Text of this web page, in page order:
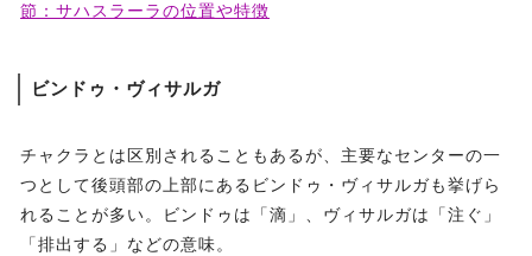
節：サハスラーラの位置や特徴
ビンドゥ・ヴィサルガ
チャクラとは区別されることもあるが、主要なセンターの一
つとして後頭部の上部にあるビンドゥ・ヴィサルガも挙げら
れることが多い。ビンドゥは「滴」、ヴィサルガは「注ぐ」
「排出する」などの意味。